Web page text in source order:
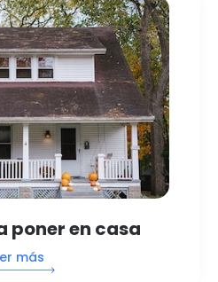
poner en casa
más